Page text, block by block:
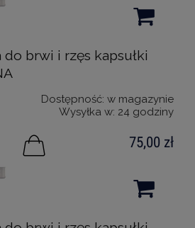
brwi i rzęs kapsułki
Dostępność: w magazynie
Wysyłka w: 24 godziny
75,00 zł